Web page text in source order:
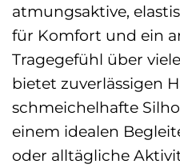
atmungsaktive,
für Komfort und ein
Tragegefühl über
bietet zuverlässigen
schmeichelhafte
einem idealen
oder alltägliche